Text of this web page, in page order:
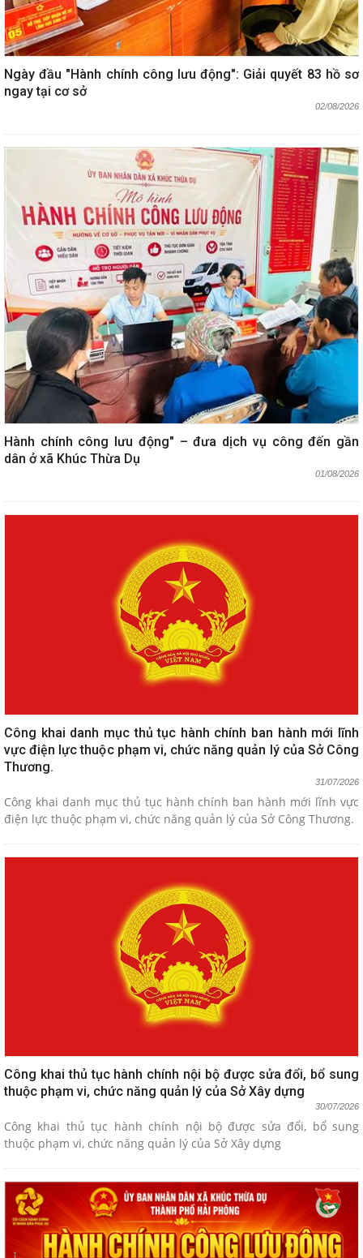
Ngày đầu "Hành chính công lưu động": Giải quyết 83 hồ sơ
ngay tại cơ sở
02/08/2026
Hành chính công lưu động" – đưa dịch vụ công đến gần
dân ở xã Khúc Thừa Dụ
01/08/2026
Công khai danh mục thủ tục hành chính ban hành mới lĩnh
vực điện lực thuộc phạm vi, chức năng quản lý của Sở Công
Thương.
31/07/2026
Công khai danh mục thủ tục hành chính ban hành mới lĩnh vực
điện lực thuộc phạm vi, chức năng quản lý của Sở Công Thương.
Công khai thủ tục hành chính nội bộ được sửa đổi, bổ sung
thuộc phạm vi, chức năng quản lý của Sở Xây dựng
30/07/2026
Công khai thủ tục hành chính nội bộ được sửa đổi, bổ sung
thuộc phạm vi, chức năng quản lý của Sở Xây dựng